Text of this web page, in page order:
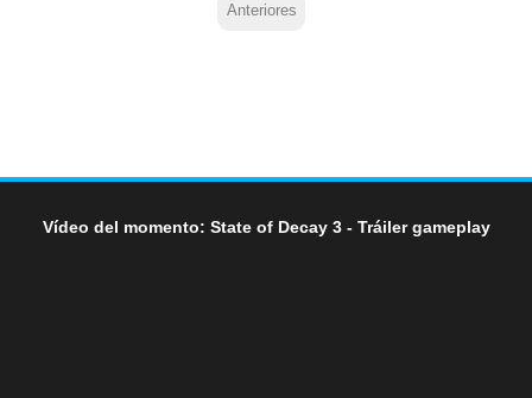
Anteriores
Vídeo del momento: State of Decay 3 - Tráiler gameplay